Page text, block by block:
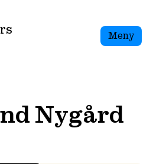
Meny
Nygård